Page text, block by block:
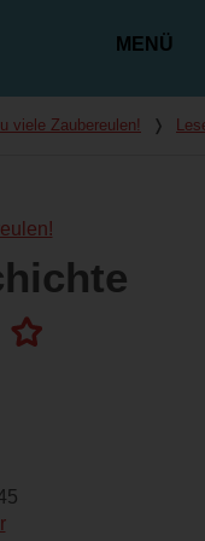
MENÜ
viele Zaubereulen! ❭